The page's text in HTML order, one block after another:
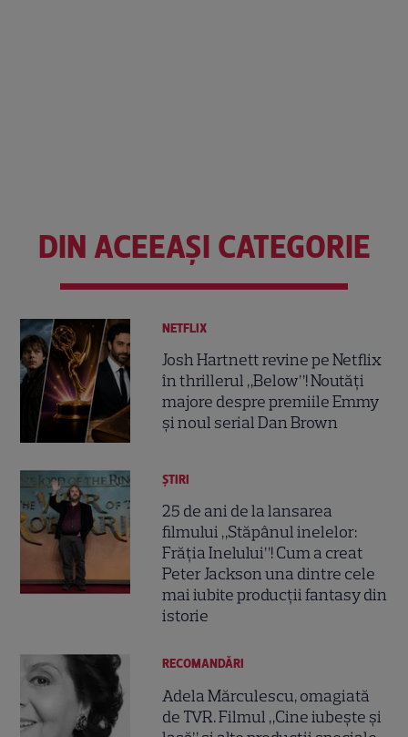
DIN ACEEAȘI CATEGORIE
NETFLIX
Josh Hartnett revine pe Netflix
în thrillerul „Below”! Noutăți
majore despre premiile Emmy
și noul serial Dan Brown
ȘTIRI
25 de ani de la lansarea
filmului „Stăpânul inelelor:
Frăția Inelului”! Cum a creat
Peter Jackson una dintre cele
mai iubite producții fantasy din
istorie
RECOMANDĂRI
Adela Mărculescu, omagiată
de TVR. Filmul „Cine iubește și